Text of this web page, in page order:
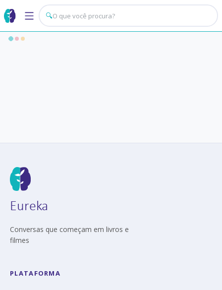
🔍
Eureka
Conversas que começam em livros e
filmes
PLATAFORMA